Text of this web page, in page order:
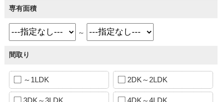
専有面積
～
間取り
～1LDK 2DK～2LDK
3DK～3LDK 4DK～4LDK